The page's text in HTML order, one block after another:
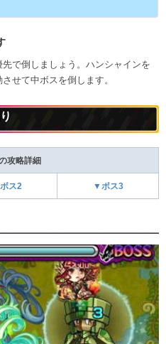
で倒しましょう。ハンシャインを
せて中ボスを倒します。
攻略詳細
ス2 ▼ボス3